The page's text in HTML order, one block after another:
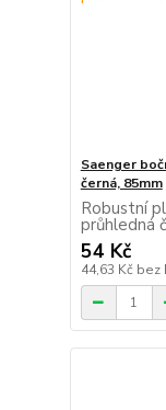
Saenger
černá, 85mm
Robustní
průhledná
54 Kč
44,63 Kč bez